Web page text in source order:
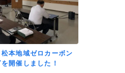
松本地域ゼロカーボン
開催しました！